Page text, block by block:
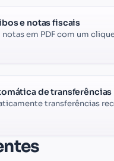
e notas fiscais
em PDF com um
de transferências
transferências